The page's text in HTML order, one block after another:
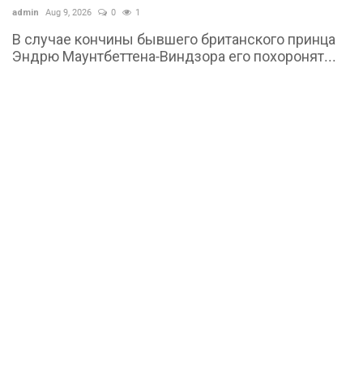
admin Aug 9, 2026 0 1
В случае кончины бывшего британского принца
Эндрю Маунтбеттена-Виндзора его похоронят...